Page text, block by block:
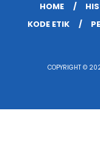
HOME
KODE ETIK
COPYRIGHT ©